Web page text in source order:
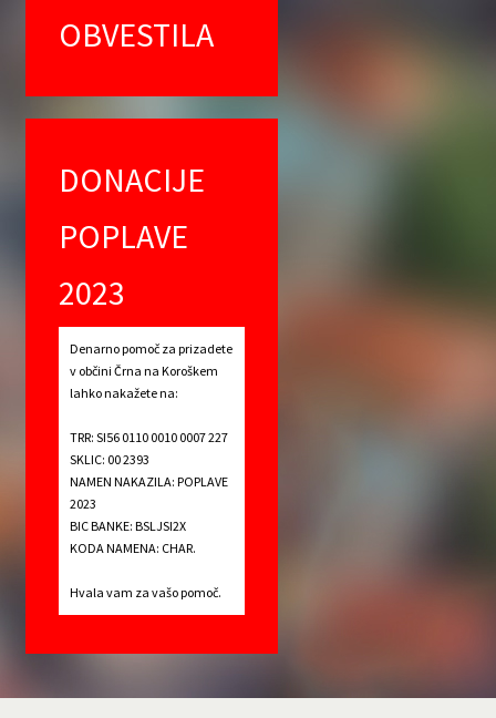
OBVESTILA
DONACIJE
POPLAVE
2023
Denarno pomoč za prizadete
v občini Črna na Koroškem
lahko nakažete na:
TRR: SI56 0110 0010 0007 227
SKLIC: 00 2393
NAMEN NAKAZILA: POPLAVE
2023
BIC BANKE: BSLJSI2X
KODA NAMENA: CHAR.
Hvala vam za vašo pomoč.